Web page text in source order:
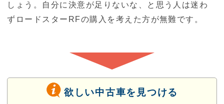
しょう。自分に決意が足りないな、と思う人は迷わ
ずロードスターRFの購入を考えた方が無難です。
欲しい中古車を見つける